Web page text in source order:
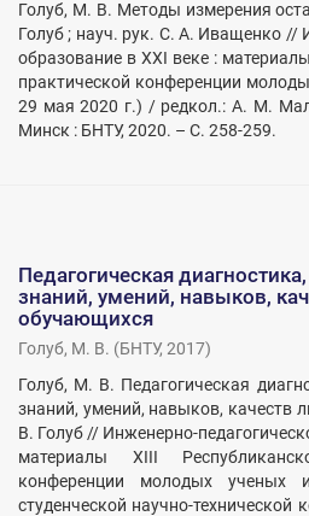
Голуб, М. В. Методы измерения
Голуб ; науч. рук. С. А. Иващенко //
образование в XXI веке :
практической конференции
29 мая 2020 г.) / редкол.: А. М.
Минск : БНТУ, 2020. – С. 258-259.
Педагогическая
знаний, умений, навыков,
обучающихся
Голуб, М. В. (БНТУ, 2017)
Голуб, М. В. Педагогическая
знаний, умений, навыков, качеств
В. Голуб // Инженерно-
материалы XIII
конференции молодых ученых
студенческой научно-